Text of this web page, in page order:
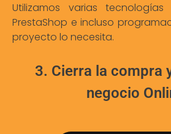
Utilizamos varias tecnologías
PrestaShop e incluso
proyecto lo necesita.
3. Cierra la compra
negocio